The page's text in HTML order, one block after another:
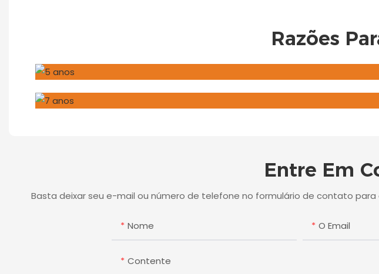
Razões
Entre Em
Basta deixar seu e-mail ou número de telefone no formulário de contato
Nome O Email
Contente